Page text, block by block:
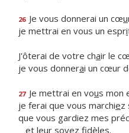
26 Je vous donnerai un cœu
je mettrai en vous un espri
J'ôterai de votre chair le
je vous donnerai un cœur
27 Je mettrai en vous mon
je ferai que vous marchiez
que vous gardiez mes
et leur soyez fidèles.